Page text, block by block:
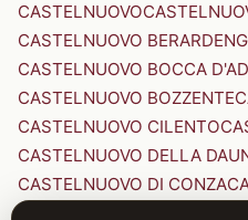
CASTELNUOVO
CASTELNUOVO
CASTELNUOVO BOCCA
CASTELNUOVO BOZZENTE
CASTELNUOVO CILENTO
CASTELNUOVO DELLA
CASTELNUOVO DI CONZA